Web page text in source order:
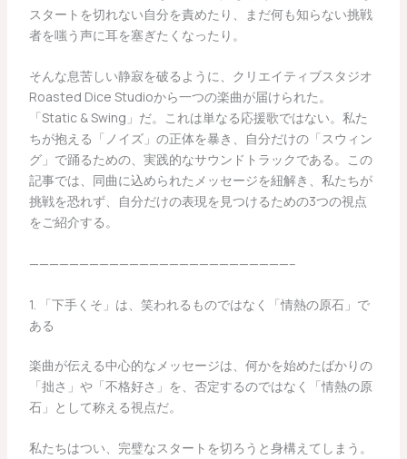
スタートを切れない自分を責めたり、まだ何も知らない挑戦
者を嗤う声に耳を塞ぎたくなったり。
そんな息苦しい静寂を破るように、クリエイティブスタジオ
Roasted Dice Studioから一つの楽曲が届けられた。
「Static & Swing」だ。これは単なる応援歌ではない。私た
ちが抱える「ノイズ」の正体を暴き、自分だけの「スウィン
グ」で踊るための、実践的なサウンドトラックである。この
記事では、同曲に込められたメッセージを紐解き、私たちが
挑戦を恐れず、自分だけの表現を見つけるための3つの視点
をご紹介する。
——————————————————————————–
1. 「下手くそ」は、笑われるものではなく「情熱の原石」で
ある
楽曲が伝える中心的なメッセージは、何かを始めたばかりの
「拙さ」や「不格好さ」を、否定するのではなく「情熱の原
石」として称える視点だ。
私たちはつい、完璧なスタートを切ろうと身構えてしまう。